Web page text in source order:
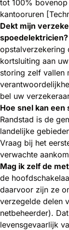
tot 100%
kantooruren
Dekt mijn
spoedelektricien?
opstalverzekering
kortsluiting aan
storing zelf vallen
bel uw
Hoe snel kan
Randstad is de
landelijke
Vraag bij het
verwachte
Mag ik zelf de
de
daarvoor zijn ze
verzegelde delen
netbeheerder).
levensgevaarlijk